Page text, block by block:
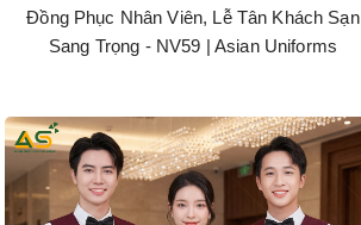
Đồng Phục Nhân Viên, Lễ Tân Khách Sạn
Sang Trọng - NV59 | Asian Uniforms